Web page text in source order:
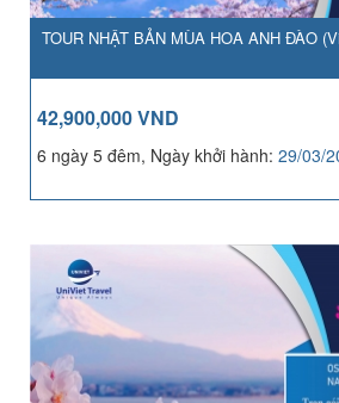
TOUR NHẬT BẢN MÙA HOA ANH ĐÀO
42,900,000 VND
6 ngày 5 đêm, Ngày khởi hành: 29/03/